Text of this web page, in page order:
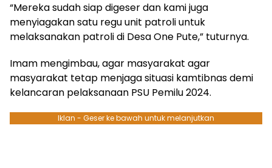
“Mereka sudah siap digeser dan kami juga
menyiagakan satu regu unit patroli untuk
melaksanakan patroli di Desa One Pute,” tuturnya.
Imam mengimbau, agar masyarakat agar
masyarakat tetap menjaga situasi kamtibnas demi
kelancaran pelaksanaan PSU Pemilu 2024.
Iklan - Geser ke bawah untuk melanjutkan